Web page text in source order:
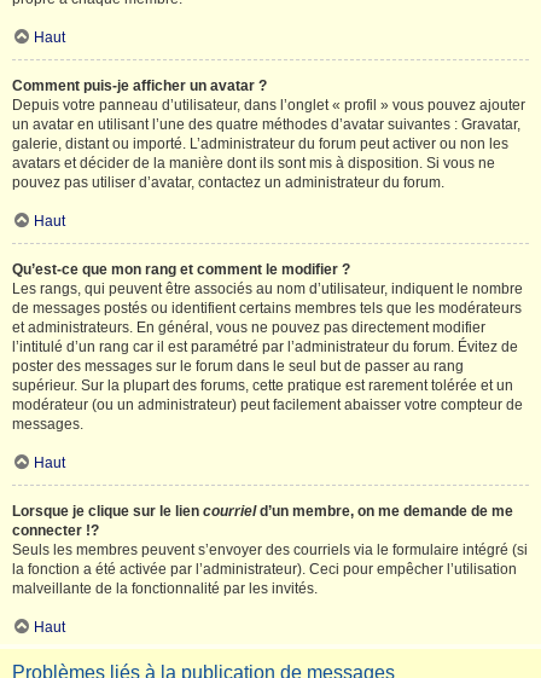
Haut
Comment puis-je afficher un avatar ?
Depuis votre panneau d’utilisateur, dans l’onglet « profil » vous pouvez ajouter
un avatar en utilisant l’une des quatre méthodes d’avatar suivantes : Gravatar,
galerie, distant ou importé. L’administrateur du forum peut activer ou non les
avatars et décider de la manière dont ils sont mis à disposition. Si vous ne
pouvez pas utiliser d’avatar, contactez un administrateur du forum.
Haut
Qu’est-ce que mon rang et comment le modifier ?
Les rangs, qui peuvent être associés au nom d’utilisateur, indiquent le nombre
de messages postés ou identifient certains membres tels que les modérateurs
et administrateurs. En général, vous ne pouvez pas directement modifier
l’intitulé d’un rang car il est paramétré par l’administrateur du forum. Évitez de
poster des messages sur le forum dans le seul but de passer au rang
supérieur. Sur la plupart des forums, cette pratique est rarement tolérée et un
modérateur (ou un administrateur) peut facilement abaisser votre compteur de
messages.
Haut
Lorsque je clique sur le lien courrield’un membre, on me demande de me
connecter !?
Seuls les membres peuvent s’envoyer des courriels via le formulaire intégré (si
la fonction a été activée par l’administrateur). Ceci pour empêcher l’utilisation
malveillante de la fonctionnalité par les invités.
Haut
Problèmes liés à la publication de messages